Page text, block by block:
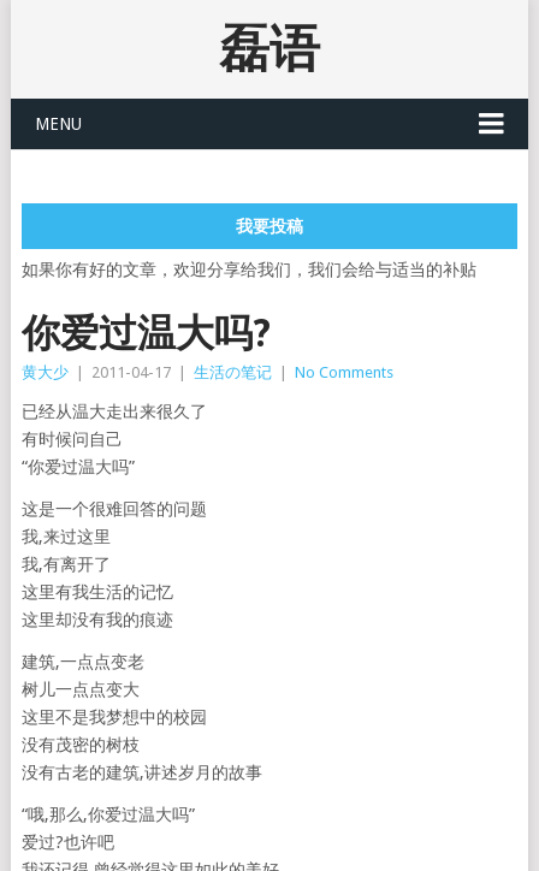
磊语
MENU
我要投稿
如果你有好的文章，欢迎分享给我们，我们会给与适当的补贴
你爱过温大吗?
黄大少 2011-04-17 生活の笔记 No Comments
已经从温大走出来很久了
有时候问自己
“你爱过温大吗”
这是一个很难回答的问题
我,来过这里
我,有离开了
这里有我生活的记忆
这里却没有我的痕迹
建筑,一点点变老
树儿一点点变大
这里不是我梦想中的校园
没有茂密的树枝
没有古老的建筑,讲述岁月的故事
“哦,那么,你爱过温大吗”
爱过?也许吧